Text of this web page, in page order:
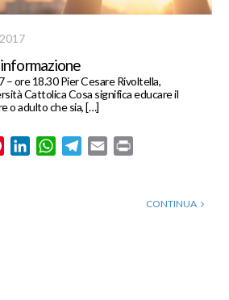
– ore 18.30 Pier Cesare Rivoltella,
Cattolica Cosa significa educare il
o adulto che sia, […]
PinterestLinkedInWhatsApp
Telegram
Email
CONTINUA